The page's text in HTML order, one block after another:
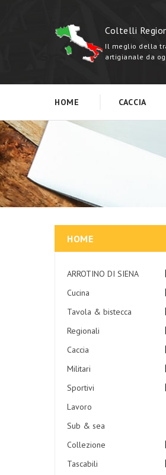
Coltelli
Il meglio della
artigianale da
HOME CACCIA
HOME
ARROTINO DI SIENA
Cucina
Tavola & bistecca
Regionali
Caccia
Militari
Sportivi
Lavoro
Sub & sea
Collezione
Tascabili